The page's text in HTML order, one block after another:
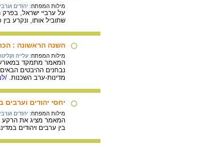
מילות המפתח: יהודים
על ערביי ישראל,
שתוביל אותו, ונקרע בין
השנה הראשונה :
מילות המפתח: עלייה
המאמר מתמקד
נבחנים ההיבטים
מדינות-ערב השכנות. /
יחסי יהודים
מילות המפתח: יהודים
המאמר מציג את הרקע
בין ערבים ויהודים